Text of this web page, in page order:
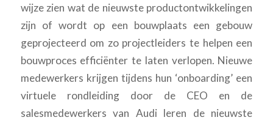
wijze zien wat de nieuwste productontwikkelingen
zijn of wordt op een bouwplaats een gebouw
geprojecteerd om zo projectleiders te helpen een
bouwproces efficiënter te laten verlopen. Nieuwe
medewerkers krijgen tijdens hun ‘onboarding’ een
virtuele rondleiding door de CEO en de
salesmedewerkers van Audi leren de nieuwste